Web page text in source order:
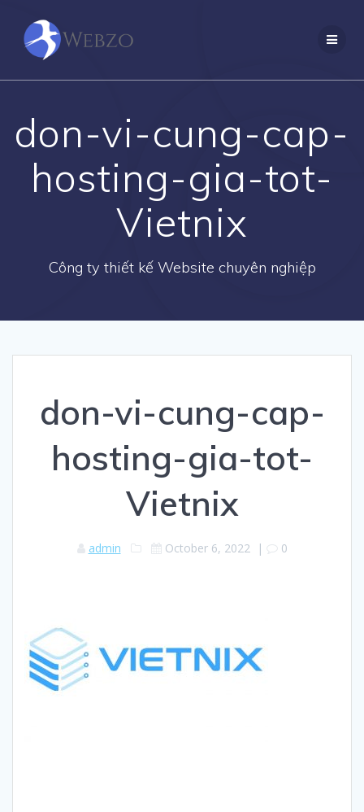
don-vi-cung-cap-
hosting-gia-tot-
Vietnix
Công ty thiết kế Website chuyên nghiệp
don-vi-cung-cap-
hosting-gia-tot-
Vietnix
admin October 6, 2022 | 0